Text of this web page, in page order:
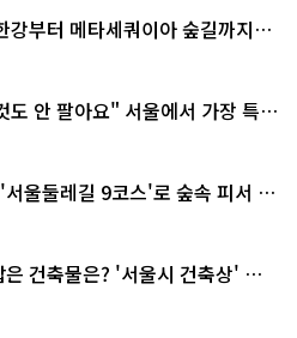
강부터 메타세쿼이아 숲길까지…
도 안 팔아요" 서울에서 가장 특별
울둘레길 9코스'로 숲속 피서 떠
건축물은? '서울시 건축상' 수